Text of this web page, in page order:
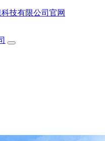
技有限公司官网